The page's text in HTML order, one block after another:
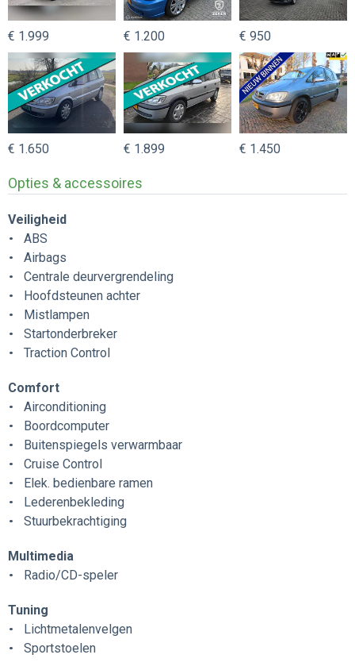
€ 1.999 € 1.200 € 950
€ 1.650 € 1.899 € 1.450
Opties & accessoires
Veiligheid
ABS
Airbags
Centrale deurvergrendeling
Hoofdsteunen achter
Mistlampen
Startonderbreker
Traction Control
Comfort
Airconditioning
Boordcomputer
Buitenspiegels verwarmbaar
Cruise Control
Elek. bedienbare ramen
Lederenbekleding
Stuurbekrachtiging
Multimedia
Radio/CD-speler
Tuning
Lichtmetalenvelgen
Sportstoelen